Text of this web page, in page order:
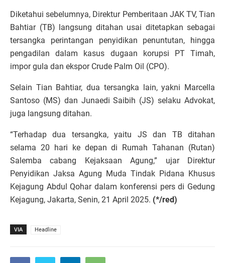
Diketahui sebelumnya, Direktur Pemberitaan JAK TV, Tian
Bahtiar (TB) langsung ditahan usai ditetapkan sebagai
tersangka perintangan penyidikan penuntutan, hingga
pengadilan dalam kasus dugaan korupsi PT Timah,
impor gula dan ekspor Crude Palm Oil (CPO).
Selain Tian Bahtiar, dua tersangka lain, yakni Marcella
Santoso (MS) dan Junaedi Saibih (JS) selaku Advokat,
juga langsung ditahan.
“Terhadap dua tersangka, yaitu JS dan TB ditahan
selama 20 hari ke depan di Rumah Tahanan (Rutan)
Salemba cabang Kejaksaan Agung,” ujar Direktur
Penyidikan Jaksa Agung Muda Tindak Pidana Khusus
Kejagung Abdul Qohar dalam konferensi pers di Gedung
Kejagung, Jakarta, Senin, 21 April 2025. (*/red)
VIA Headline